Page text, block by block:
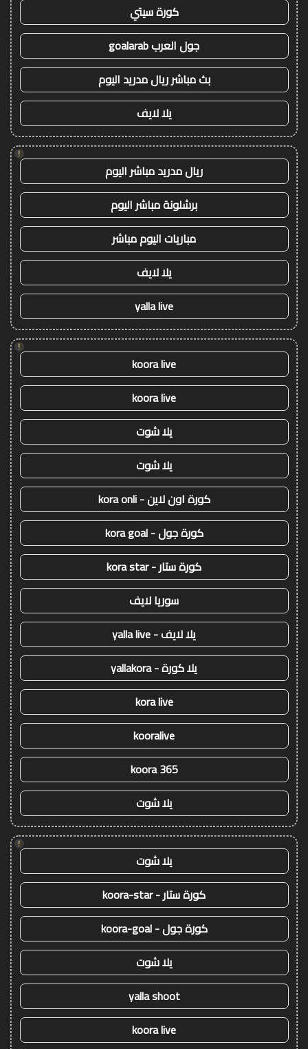
كورة سيتي
جول العرب goalarab
بث مباشر ريال مدريد اليوم
يلا لايف
!
ريال مدريد مباشر اليوم
برشلونة مباشر اليوم
مباريات اليوم مباشر
يلا لايف
yalla live
!
koora live
koora live
يلا شوت
يلا شوت
كورة اون لاين - kora onli
كورة جول - kora goal
كورة ستار - kora star
سوريا لايف
يلا لايف - yalla live
يلا كورة - yallakora
kora live
kooralive
koora 365
يلا شوت
!
يلا شوت
كورة ستار - koora-star
كورة جول - koora-goal
يلا شوت
yalla shoot
koora live